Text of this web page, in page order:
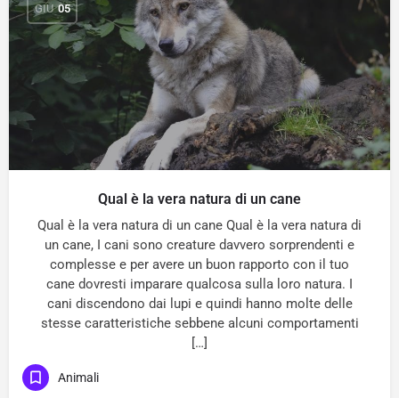
GIU 05
Qual è la vera natura di un cane
Qual è la vera natura di un cane Qual è la vera natura di
un cane, I cani sono creature davvero sorprendenti e
complesse e per avere un buon rapporto con il tuo
cane dovresti imparare qualcosa sulla loro natura. I
cani discendono dai lupi e quindi hanno molte delle
stesse caratteristiche sebbene alcuni comportamenti
[…]
Animali